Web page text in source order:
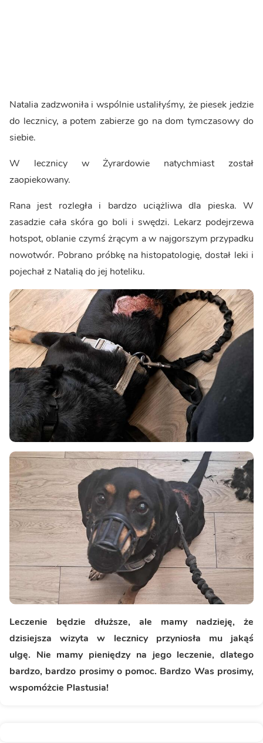
Natalia zadzwoniła i wspólnie ustaliłyśmy, że piesek jedzie
do lecznicy, a potem zabierze go na dom tymczasowy do
siebie.
W lecznicy w Żyrardowie natychmiast został
zaopiekowany.
Rana jest rozległa i bardzo uciążliwa dla pieska. W
zasadzie cała skóra go boli i swędzi. Lekarz podejrzewa
hotspot, oblanie czymś żrącym a w najgorszym przypadku
nowotwór. Pobrano próbkę na histopatologię, dostał leki i
pojechał z Natalią do jej hoteliku.
Leczenie będzie dłuższe, ale mamy nadzieję, że
dzisiejsza wizyta w lecznicy przyniosła mu jakąś
ulgę. Nie mamy pieniędzy na jego leczenie, dlatego
bardzo, bardzo prosimy o pomoc. Bardzo Was prosimy,
wspomóżcie Plastusia!